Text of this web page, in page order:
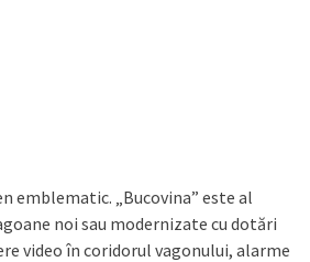
emblematic. „Bucovina” este al
noi sau modernizate cu dotări
video în coridorul vagonului, alarme